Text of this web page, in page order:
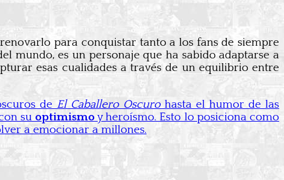
para conquistar tanto a los fans de siempre
mundo, es un personaje que ha sabido adaptarse a
esas cualidades a través de un equilibrio entre
de El Caballero Oscurohasta el humor de las
su optimismoy heroísmo. Esto lo posiciona como
a emocionar a millones.